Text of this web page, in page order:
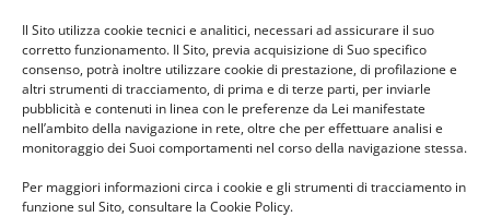
Il Sito utilizza cookie tecnici e analitici, necessari ad assicurare il suo
corretto funzionamento. Il Sito, previa acquisizione di Suo specifico
consenso, potrà inoltre utilizzare cookie di prestazione, di profilazione e
altri strumenti di tracciamento, di prima e di terze parti, per inviarle
pubblicità e contenuti in linea con le preferenze da Lei manifestate
nell’ambito della navigazione in rete, oltre che per effettuare analisi e
monitoraggio dei Suoi comportamenti nel corso della navigazione stessa.
Per maggiori informazioni circa i cookie e gli strumenti di tracciamento in
funzione sul Sito, consultare la Cookie Policy.
spettacolo in Infanzia Cabassina
26 Febbraio 2026
Premio Benedetta Frugone 2025